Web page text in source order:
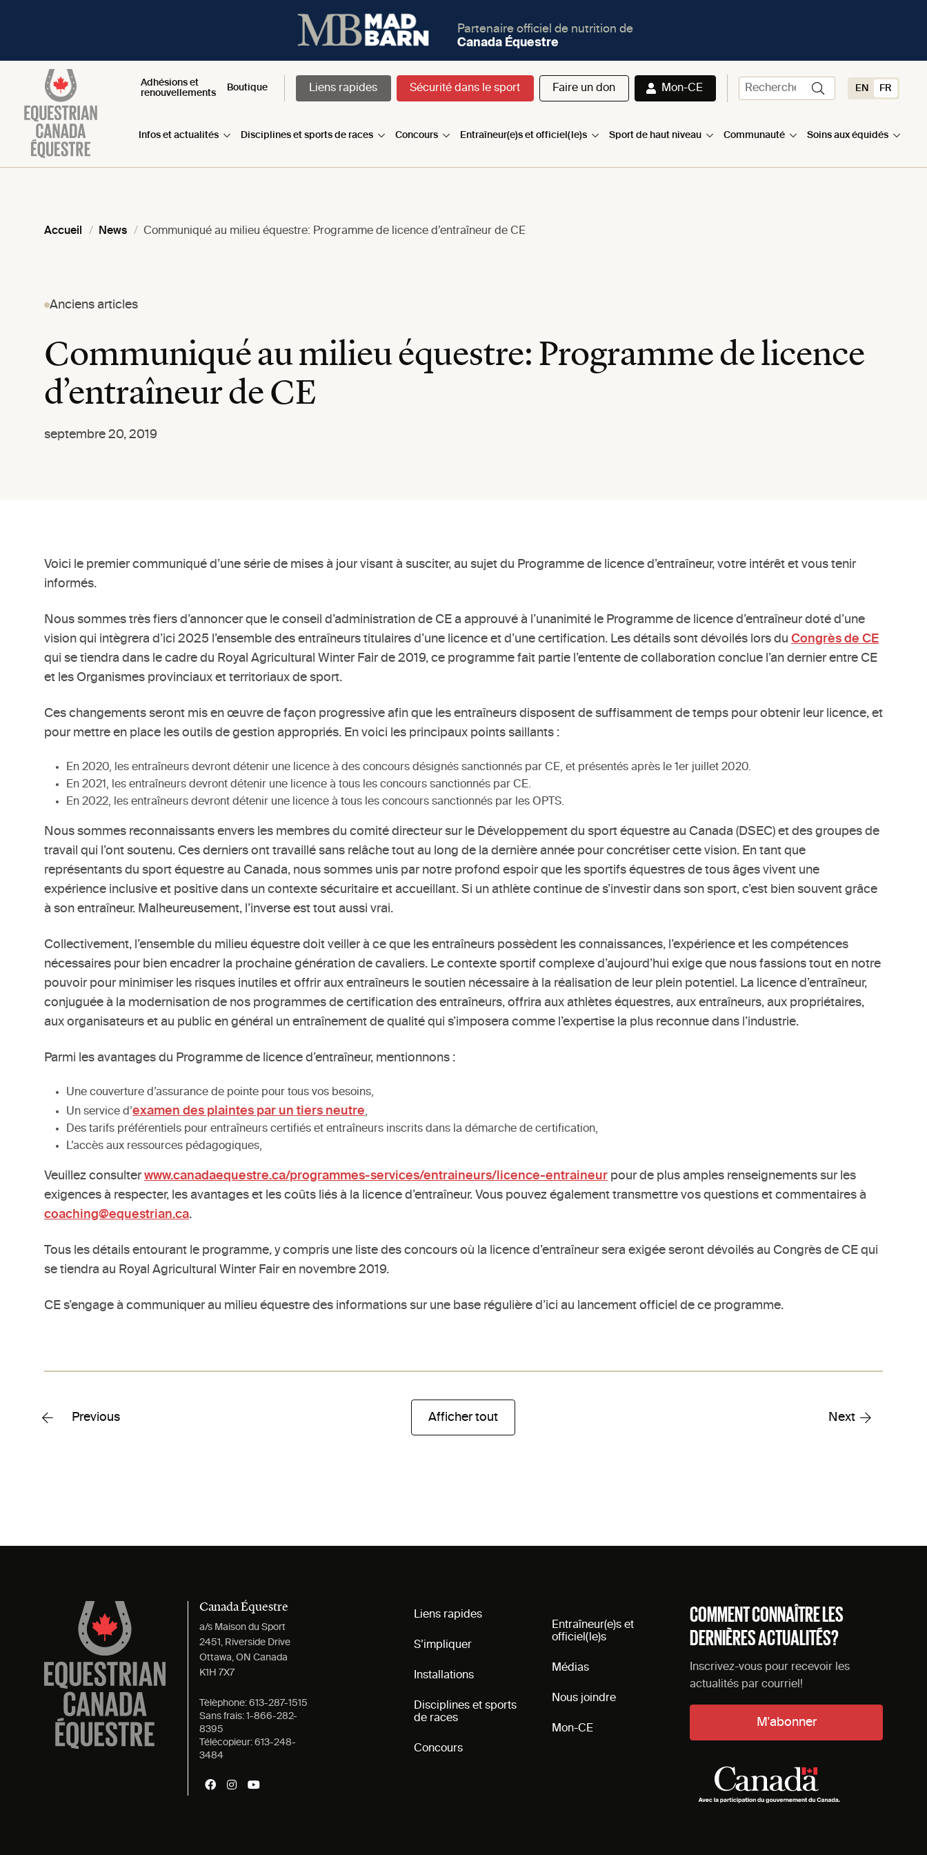
Partenaire officiel de nutrition de
Canada Équestre
Adhésions et
renouvellements
Boutique Liens rapides Sécurité dans le sport Faire un don Mon-CE EN FR
Infos et actualités Disciplines et sports de races Concours Entraîneur(e)s et officiel(le)s Sport de haut niveau Communauté Soins aux équidés
Accueil News Communiqué au milieu équestre: Programme de licence d’entraîneur de CE
Anciens articles
Communiqué au milieu équestre: Programme de licence
d’entraîneur de CE
septembre 20, 2019
Voici le premier communiqué d’une série de mises à jour visant à susciter, au sujet du Programme de licence d’entraîneur, votre intérêt et vous tenir
informés.
Nous sommes très fiers d’annoncer que le conseil d’administration de CE a approuvé à l’unanimité le Programme de licence d’entraîneur doté d’une
vision qui intègrera d’ici 2025 l’ensemble des entraîneurs titulaires d’une licence et d’une certification. Les détails sont dévoilés lors du Congrès de CE
qui se tiendra dans le cadre du Royal Agricultural Winter Fair de 2019, ce programme fait partie l’entente de collaboration conclue l’an dernier entre CE
et les Organismes provinciaux et territoriaux de sport.
Ces changements seront mis en œuvre de façon progressive afin que les entraîneurs disposent de suffisamment de temps pour obtenir leur licence, et
pour mettre en place les outils de gestion appropriés. En voici les principaux points saillants :
En 2020, les entraîneurs devront détenir une licence à des concours désignés sanctionnés par CE, et présentés après le 1er juillet 2020.
En 2021, les entraîneurs devront détenir une licence à tous les concours sanctionnés par CE.
En 2022, les entraîneurs devront détenir une licence à tous les concours sanctionnés par les OPTS.
Nous sommes reconnaissants envers les membres du comité directeur sur le Développement du sport équestre au Canada (DSEC) et des groupes de
travail qui l’ont soutenu. Ces derniers ont travaillé sans relâche tout au long de la dernière année pour concrétiser cette vision. En tant que
représentants du sport équestre au Canada, nous sommes unis par notre profond espoir que les sportifs équestres de tous âges vivent une
expérience inclusive et positive dans un contexte sécuritaire et accueillant. Si un athlète continue de s’investir dans son sport, c’est bien souvent grâce
à son entraîneur. Malheureusement, l’inverse est tout aussi vrai.
Collectivement, l’ensemble du milieu équestre doit veiller à ce que les entraîneurs possèdent les connaissances, l’expérience et les compétences
nécessaires pour bien encadrer la prochaine génération de cavaliers. Le contexte sportif complexe d’aujourd’hui exige que nous fassions tout en notre
pouvoir pour minimiser les risques inutiles et offrir aux entraîneurs le soutien nécessaire à la réalisation de leur plein potentiel. La licence d’entraîneur,
conjuguée à la modernisation de nos programmes de certification des entraîneurs, offrira aux athlètes équestres, aux entraîneurs, aux propriétaires,
aux organisateurs et au public en général un entraînement de qualité qui s’imposera comme l’expertise la plus reconnue dans l’industrie.
Parmi les avantages du Programme de licence d’entraîneur, mentionnons :
Une couverture d’assurance de pointe pour tous vos besoins,
Un service d’examen des plaintes par un tiers neutre,
Des tarifs préférentiels pour entraîneurs certifiés et entraîneurs inscrits dans la démarche de certification,
L’accès aux ressources pédagogiques,
Veuillez consulter www.canadaequestre.ca/programmes-services/entraineurs/licence-entraineur pour de plus amples renseignements sur les
exigences à respecter, les avantages et les coûts liés à la licence d’entraîneur. Vous pouvez également transmettre vos questions et commentaires à
coaching@equestrian.ca.
Tous les détails entourant le programme, y compris une liste des concours où la licence d’entraîneur sera exigée seront dévoilés au Congrès de CE qui
se tiendra au Royal Agricultural Winter Fair en novembre 2019.
CE s’engage à communiquer au milieu équestre des informations sur une base régulière d’ici au lancement officiel de ce programme.
Previous Next
Afficher tout
Canada Équestre
a/s Maison du Sport
2451, Riverside Drive
Ottawa, ON Canada
K1H 7X7
Tèlèphone: 613-287-1515
Sans frais: 1-866-282-
8395
Télécopieur: 613-248-
3484
Liens rapides
S’impliquer
Installations
Disciplines et sports
de races
Concours
Entraîneur(e)s et
officiel(le)s
Médias
Nous joindre
Mon-CE
COMMENT CONNAÎTRE LES
DERNIÈRES ACTUALITÉS?
Inscrivez-vous pour recevoir les
actualités par courriel!
M'abonner